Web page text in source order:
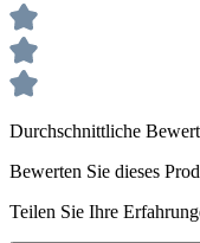
Durchschnittliche
Bewerten Sie dieses
Teilen Sie Ihre